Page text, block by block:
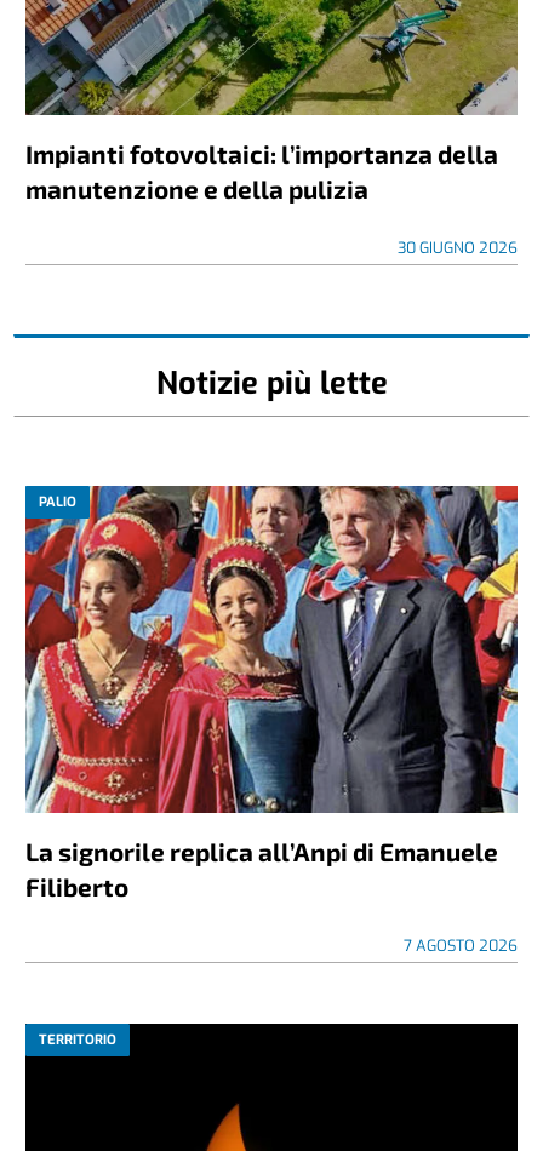
Impianti fotovoltaici: l’importanza della
manutenzione e della pulizia
30 GIUGNO 2026
Notizie più lette
PALIO
La signorile replica all’Anpi di Emanuele
Filiberto
7 AGOSTO 2026
TERRITORIO